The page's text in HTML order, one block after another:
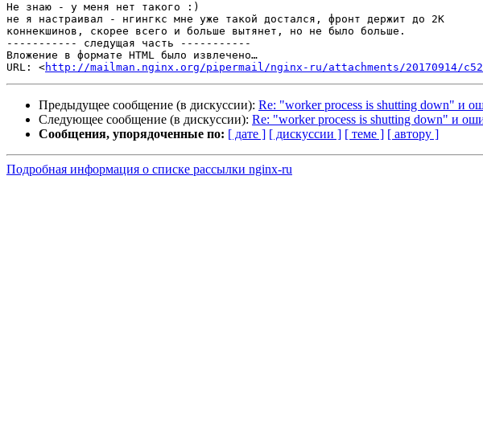
Не знаю - у меня нет такого :)
не я настраивал - нгингкс мне уже такой достался, фронт держит до 2К
коннекшинов, скорее всего и больше вытянет, но не было больше.
----------- следущая часть -----------
Вложение в формате HTML было извлечено…
URL: <http://mailman.nginx.org/pipermail/nginx-ru/attachments/20170914/
Предыдущее сообщение (в дискуссии): Re: "worker process is shutting down" и
Следующее сообщение (в дискуссии): Re: "worker process is shutting down" и
Сообщения, упорядоченные по: [ дате ] [ дискуссии ] [ теме ] [ автору ]
Подробная информация о списке рассылки nginx-ru